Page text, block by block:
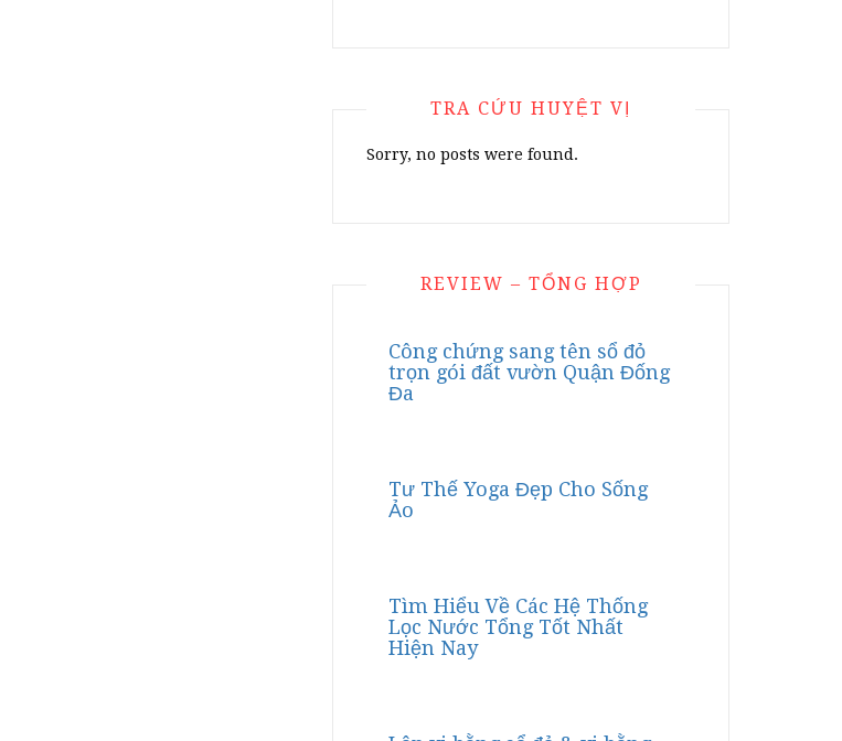
TRA CỨU HUYỆT VỊ
Sorry, no posts were found.
REVIEW – TỔNG HỢP
Công chứng sang tên sổ đỏ
trọn gói đất vườn Quận Đống
Đa
Tư Thế Yoga Đẹp Cho Sống
Ảo
Tìm Hiểu Về Các Hệ Thống
Lọc Nước Tổng Tốt Nhất
Hiện Nay